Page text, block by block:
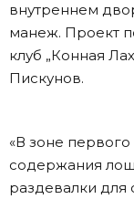
внутреннем
манеж. Проект
клуб „Конная
Пискунов.
«В зоне
содержания
раздевалки для